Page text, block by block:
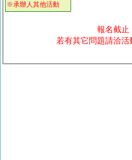
※承辦人其他活動
報名截止
若有其它問題請洽活